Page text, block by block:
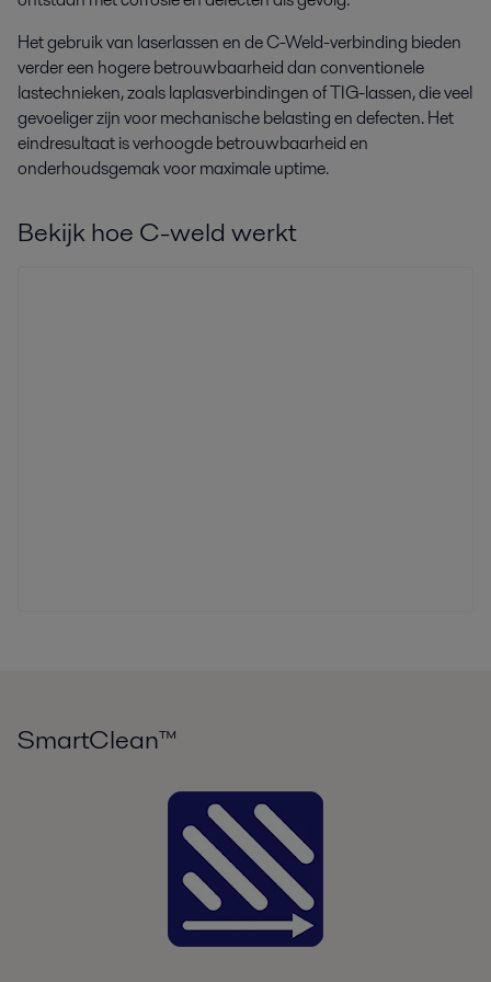
Het gebruik van laserlassen en de C-Weld-verbinding bieden
verder een hogere betrouwbaarheid dan conventionele
lastechnieken, zoals laplasverbindingen of TIG-lassen, die veel
gevoeliger zijn voor mechanische belasting en defecten. Het
eindresultaat is verhoogde betrouwbaarheid en
onderhoudsgemak voor maximale uptime.
Bekijk hoe C-weld werkt
SmartClean™